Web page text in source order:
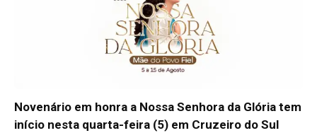
Novenário em honra a Nossa Senhora da Glória tem
início nesta quarta-feira (5) em Cruzeiro do Sul